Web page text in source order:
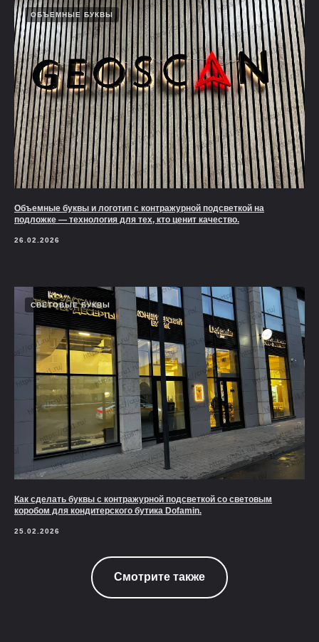
ОБЪЕМНЫЕ БУКВЫ
Объемные буквы и логотип с контражурной подсветкой на
подложке — технология для тех, кто ценит качество.
26.02.2026
СВЕТОВЫЕ БУКВЫ
Как сделать буквы с контражурной подсветкой со световым
коробом для кондитерского бутика Dofamin.
25.02.2026
Смотрите также